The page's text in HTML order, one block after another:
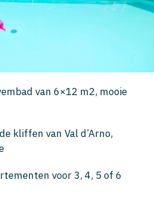
van 6×12 m2, mooie
kliffen van Val d’Arno,
voor 3, 4, 5 of 6